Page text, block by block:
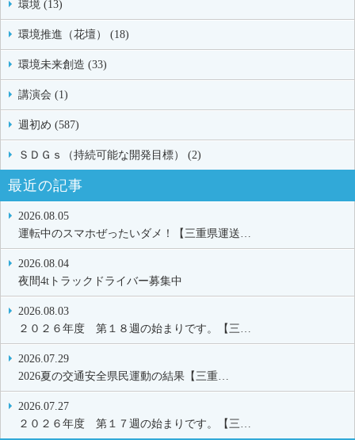
環境 (13)
環境推進（花壇） (18)
環境未来創造 (33)
講演会 (1)
週初め (587)
ＳＤＧｓ（持続可能な開発目標） (2)
最近の記事
2026.08.05
運転中のスマホぜったいダメ！【三重県運送…
2026.08.04
夜間4tトラックドライバー募集中
2026.08.03
２０２６年度 第１８週の始まりです。【三…
2026.07.29
2026夏の交通安全県民運動の結果【三重…
2026.07.27
２０２６年度 第１７週の始まりです。【三…